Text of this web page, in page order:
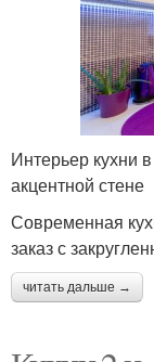
Интерьер кухни
акцентной стене
Современная
заказ с
читать дальше →